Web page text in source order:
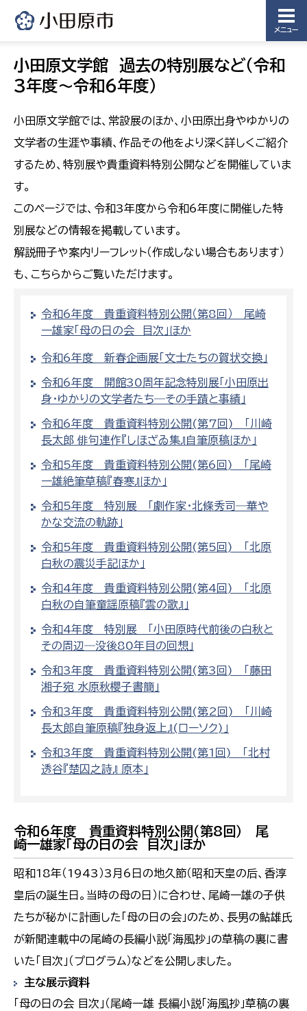
メニュー
小田原文学館 過去の特別展など（令和
3年度～令和6年度）
小田原文学館では、常設展のほか、小田原出身やゆかりの
文学者の生涯や事績、作品その他をより深く詳しくご紹介
するため、特別展や貴重資料特別公開などを開催していま
す。
このページでは、令和3年度から令和6年度に開催した特
別展などの情報を掲載しています。
解説冊子や案内リーフレット（作成しない場合もあります）
も、こちらからご覧いただけます。
令和6年度 貴重資料特別公開（第8回） 尾崎
一雄家「母の日の会 目次」ほか
令和6年度 新春企画展「文士たちの賀状交換」
令和6年度 開館30周年記念特別展「小田原出
身・ゆかりの文学者たち―その手蹟と事績」
令和6年度 貴重資料特別公開(第7回) 「川崎
長太郎 俳句連作『しほざゐ集』自筆原稿ほか」
令和5年度 貴重資料特別公開(第6回) 「尾崎
一雄絶筆草稿『春寒』ほか」
令和5年度 特別展 「劇作家・北條秀司―華や
かな交流の軌跡」
令和5年度 貴重資料特別公開(第5回) 「北原
白秋の震災手記ほか」
令和4年度 貴重資料特別公開(第4回) 「北原
白秋の自筆童謡原稿『雲の歌』」
令和4年度 特別展 「小田原時代前後の白秋と
その周辺―没後80年目の回想」
令和3年度 貴重資料特別公開(第3回) 「藤田
湘子宛 水原秋櫻子書簡」
令和3年度 貴重資料特別公開(第2回) 「川崎
長太郎自筆原稿『独身返上』(ローソク)」
令和3年度 貴重資料特別公開(第1回) 「北村
透谷『楚囚之詩』 原本」
令和6年度 貴重資料特別公開（第8回） 尾
崎一雄家「母の日の会 目次」ほか
昭和18年（1943）3月6日の地久節（昭和天皇の后、香淳
皇后の誕生日。当時の母の日）に合わせ、尾崎一雄の子供
たちが秘かに計画した「母の日の会」のため、長男の鮎雄氏
が新聞連載中の尾崎の長編小説「海風抄」の草稿の裏に書
いた「目次」（プログラム）などを公開しました。
主な展示資料
「母の日の会 目次」（尾崎一雄 長編小説「海風抄」草稿の裏